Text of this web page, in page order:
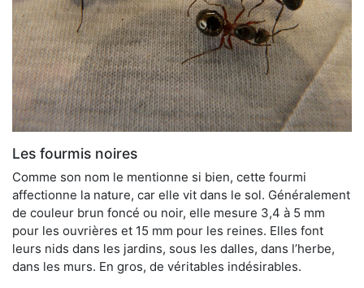
Les fourmis noires
Comme son nom le mentionne si bien, cette fourmi
affectionne la nature, car elle vit dans le sol. Généralement
de couleur brun foncé ou noir, elle mesure 3,4 à 5 mm
pour les ouvrières et 15 mm pour les reines. Elles font
leurs nids dans les jardins, sous les dalles, dans l’herbe,
dans les murs. En gros, de véritables indésirables.